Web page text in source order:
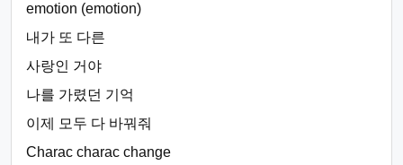
emotion (emotion)
내가 또 다른
사랑인 거야
나를 가렸던 기억
이제 모두 다 바꿔줘
Charac charac change